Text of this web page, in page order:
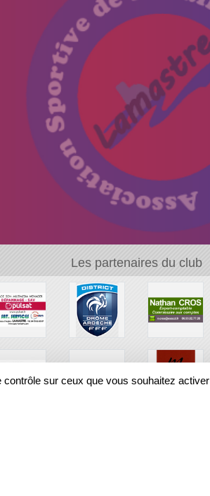
Les partenaires du club
sur ceux que vous souhaitez activer